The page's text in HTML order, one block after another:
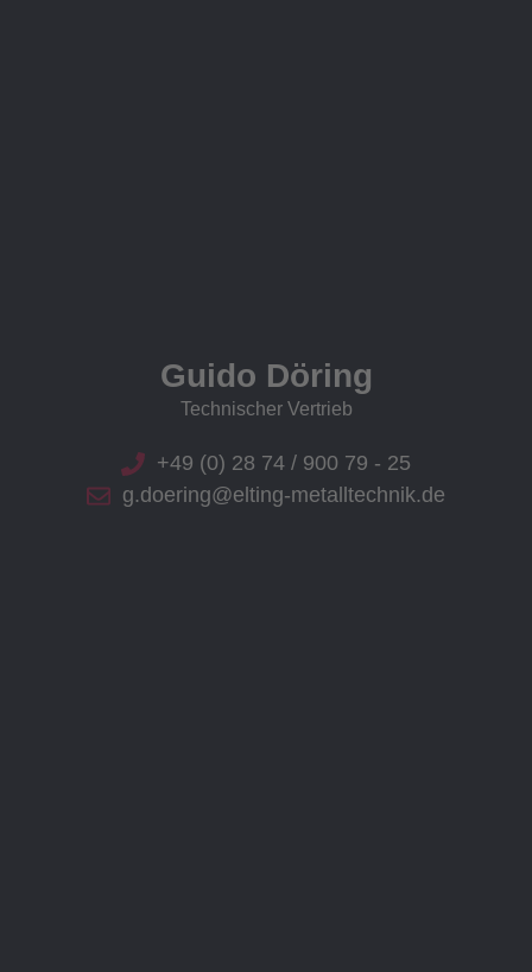
Guido Döring
Technischer Vertrieb
+49 (0) 28 74 / 900 79 - 25
g.doering@elting-metalltechnik.de